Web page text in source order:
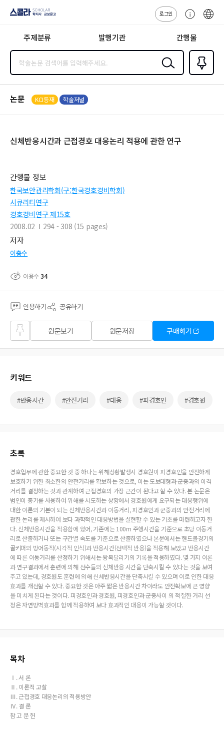
지사·교보문고
로그인
센
주제분류 발행기관 간행물
검색
즐겨찾
기0
논문 KCI등재 학술저널
신체반응시간과 근접경호 대응논리 적용에 관한 연구
간행물 정보
한국보안관리학회(구:한국경호경비학회)
시큐리티연구
경호경비연구 제15호
2008.02
294 - 308 (15 pages)
저자
이충수
이용수34
인용하기 공유하기
즐겨
찾기
원문보기 원문저장 구매하기
키워드
#반응시간 #안전거리 #대응 #피경호인 #경호원
초록
경호업무에 관한 중요한 것 중 하나는 위해상황발생시 경호원이 피경호인을 안전하게
보호하기 위한 최소한의 안전거리를 확보하는 것으로, 이는 도보대형과 군중과의 이격
거리를 결정하는 것과 관계하여 근접경호의 가장 근간이 된다고 할 수 있다. 본 논문은
범인이 총기를 사용하여 위해를 시도하는 상황에서 경호원에게 요구되는 대응행위에
대한 이론의 기본이 되는 신체반응시간과 이동거리, 피경호인과 군중과의 안전거리에
관한 논리를 제시하여 보다 과학적인 대응방법을 실현할 수 있는 기초를 마련하고자 한
다. 신체반응시간을 적용함에 있어, 기존에는 100m 주행시간을 기준으로 초당 이동거
리로 산출하거나 또는 구간별 속도를 기준으로 산출하였으나 본문에서는 핸드볼경기의
골키퍼의 방어동작(시각적 인식)과 반응시간(선택적 반응)을 적용해 보았고 반응시간
에 따른 이동거리를 산정하기 위해서는 왕복달리기의 기록을 적용하였다. 몇 가지 이론
과 연구결과에서 훈련에 의해 선수들의 신체반응 시간을 단축시킬 수 있다는 것을 보여
주고 있는데, 경호원도 훈련에 의해 신체반응시간을 단축시킬 수 있으며 이로 인한 대응
효과를 개선할 수 있다. 중요한 것은 아주 짧은 반응시간 차이라도 안전확보에 큰 영향
을 미치게 된다는 것이다. 피경호인과 경호원, 피경호인과 군중사이 의 적절한 거리 선
정은 자연방벽효과를 함께 적용하여 보다 효과적인 대응이 가능할 것이다.
목차
Ⅰ. 서 론
Ⅱ. 이론적 고찰
Ⅲ. 근접경호 대응논리의 적용방안
Ⅳ. 결 론
참 고 문 헌